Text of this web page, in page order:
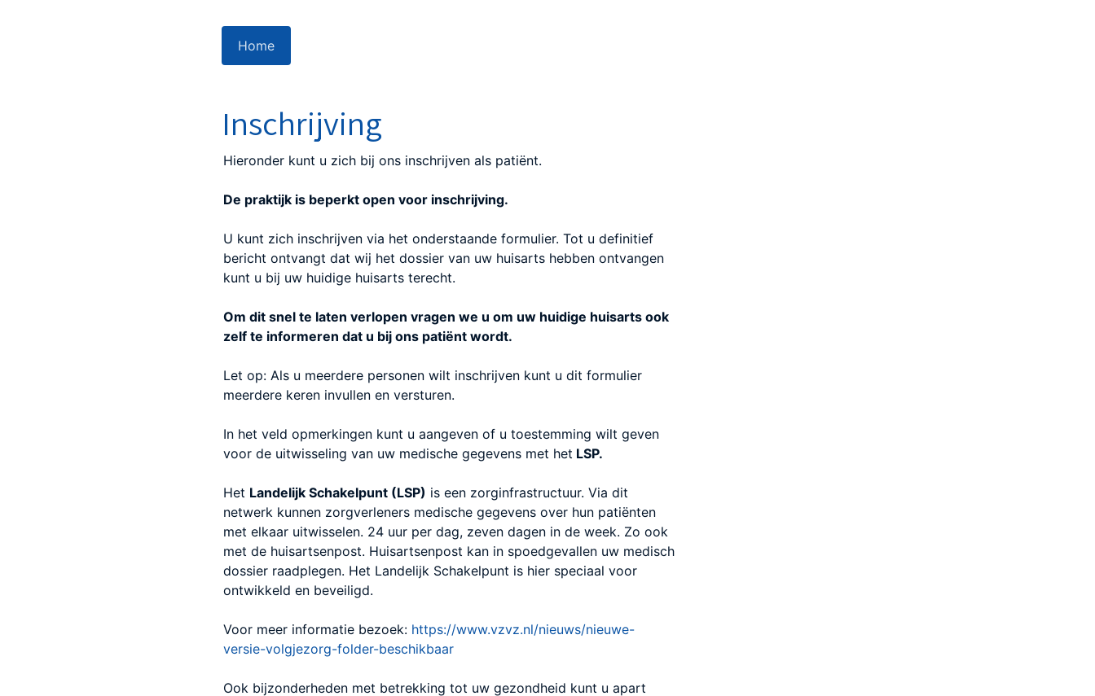
Home
Inschrijving
Hieronder kunt u zich bij ons inschrijven als patiënt.
De praktijk is beperkt open voor inschrijving.
U kunt zich inschrijven via het onderstaande formulier. Tot u definitief
bericht ontvangt dat wij het dossier van uw huisarts hebben ontvangen
kunt u bij uw huidige huisarts terecht.
Om dit snel te laten verlopen vragen we u om uw huidige huisarts ook
zelf te informeren dat u bij ons patiënt wordt.
Let op: Als u meerdere personen wilt inschrijven kunt u dit formulier
meerdere keren invullen en versturen.
In het veld opmerkingen kunt u aangeven of u toestemming wilt geven
voor de uitwisseling van uw medische gegevens met het LSP.
Het Landelijk Schakelpunt (LSP) is een zorginfrastructuur. Via dit
netwerk kunnen zorgverleners medische gegevens over hun patiënten
met elkaar uitwisselen. 24 uur per dag, zeven dagen in de week. Zo ook
met de huisartsenpost. Huisartsenpost kan in spoedgevallen uw medisch
dossier raadplegen. Het Landelijk Schakelpunt is hier speciaal voor
ontwikkeld en beveiligd.
Voor meer informatie bezoek: https://www.vzvz.nl/nieuws/nieuwe-
versie-volgjezorg-folder-beschikbaar
Ook bijzonderheden met betrekking tot uw gezondheid kunt u apart